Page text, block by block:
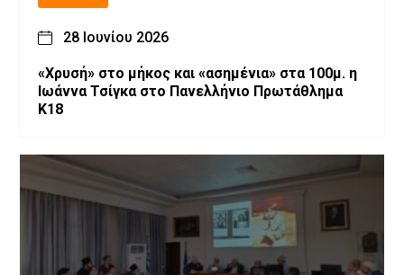
28 Ιουνίου 2026
«Χρυσή» στο μήκος και «ασημένια» στα 100μ. η
Ιωάννα Τσίγκα στο Πανελλήνιο Πρωτάθλημα
Κ18